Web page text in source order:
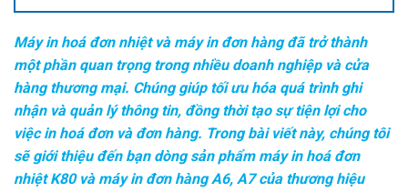
Máy in hoá đơn nhiệt và máy in đơn hàng đã trở thành
một phần quan trọng trong nhiều doanh nghiệp và cửa
hàng thương mại. Chúng giúp tối ưu hóa quá trình ghi
nhận và quản lý thông tin, đồng thời tạo sự tiện lợi cho
việc in hoá đơn và đơn hàng. Trong bài viết này, chúng tôi
sẽ giới thiệu đến bạn dòng sản phẩm máy in hoá đơn
nhiệt K80 và máy in đơn hàng A6, A7 của thương hiệu